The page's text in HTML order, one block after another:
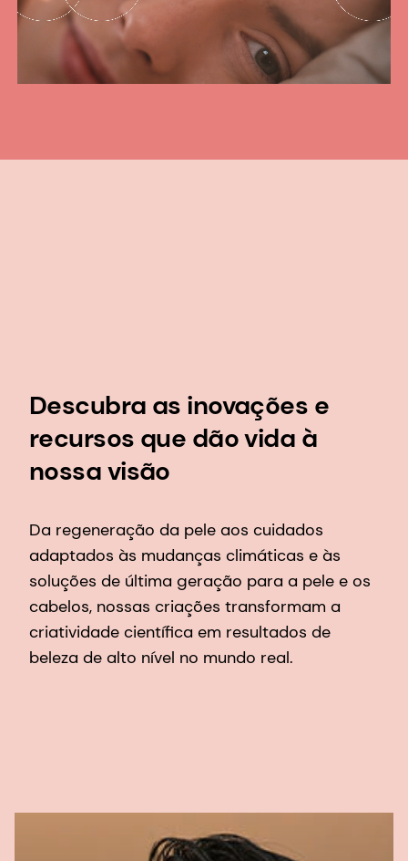
Descubra as inovações e
recursos que dão vida à
nossa visão
Da regeneração da pele aos cuidados
adaptados às mudanças climáticas e às
soluções de última geração para a pele e os
cabelos, nossas criações transformam a
criatividade científica em resultados de
beleza de alto nível no mundo real.